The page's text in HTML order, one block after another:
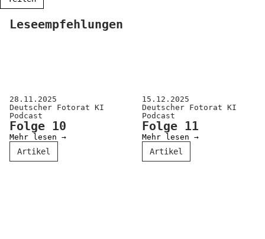
Services für
Presseausweis
Mein FREELENS
Kooperationen
Wissen A-Z
Leseempfehlungen
28.11.2025
Deutscher Fotorat KI
Podcast
Folge 10
Mehr lesen →
Artikel
15.12.2025
Deutscher Fotorat KI
Podcast
Folge 11
Mehr lesen →
Artikel